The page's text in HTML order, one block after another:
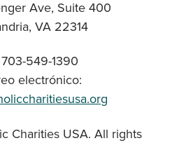
Ave, Suite 400
VA 22314
703-549-1390
electrónico:
Charities USA. All rights